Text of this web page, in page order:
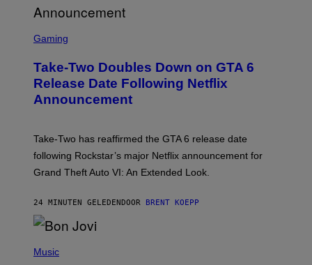
C
N
S
H
R
O
K
A
R
G
M
E
Gaming
Take-Two Doubles Down on GTA 6
Release Date Following Netflix
Announcement
Take-Two has reaffirmed the GTA 6 release date
following Rockstar’s major Netflix announcement for
Grand Theft Auto VI: An Extended Look.
24 MINUTEN GELEDEN DOOR BRENT KOEPP
H
Music